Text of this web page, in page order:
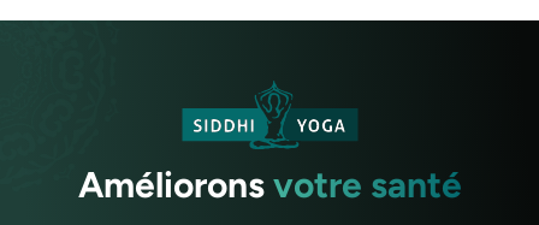
Amélioronsvotre santé